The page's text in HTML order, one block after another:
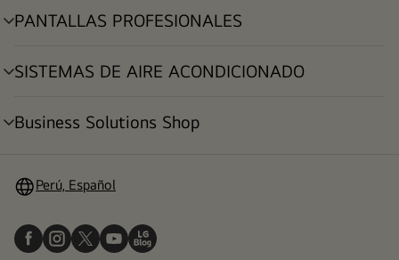
PANTALLAS PROFESIONALES
alternar
SISTEMAS DE AIRE ACONDICIONADO
alternar
Business Solutions Shop
alternar
Perú, Español